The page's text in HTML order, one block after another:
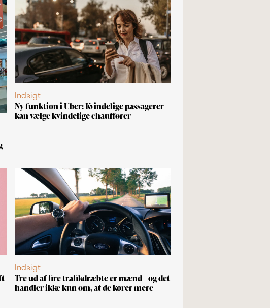
Indsigt
Ny funktion i Uber: Kvindelige passagerer
kan vælge kvindelige chauffører
Indsigt
Tre ud af fire trafikdræbte er mænd – og det
handler ikke kun om, at de kører mere